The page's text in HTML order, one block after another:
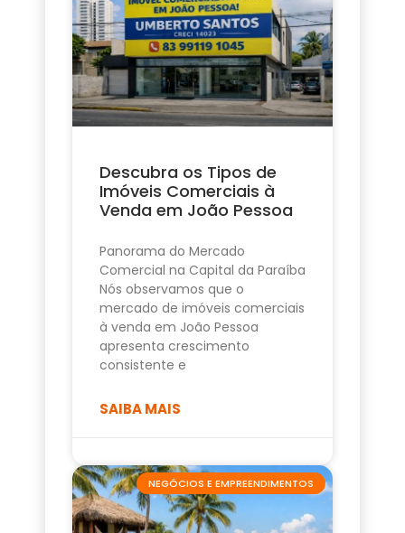
Descubra os Tipos de
Imóveis Comerciais à
Venda em João Pessoa
Panorama do Mercado
Comercial na Capital da Paraíba
Nós observamos que o
mercado de imóveis comerciais
à venda em João Pessoa
apresenta crescimento
consistente e
SAIBA MAIS
NEGÓCIOS E EMPREENDIMENTOS